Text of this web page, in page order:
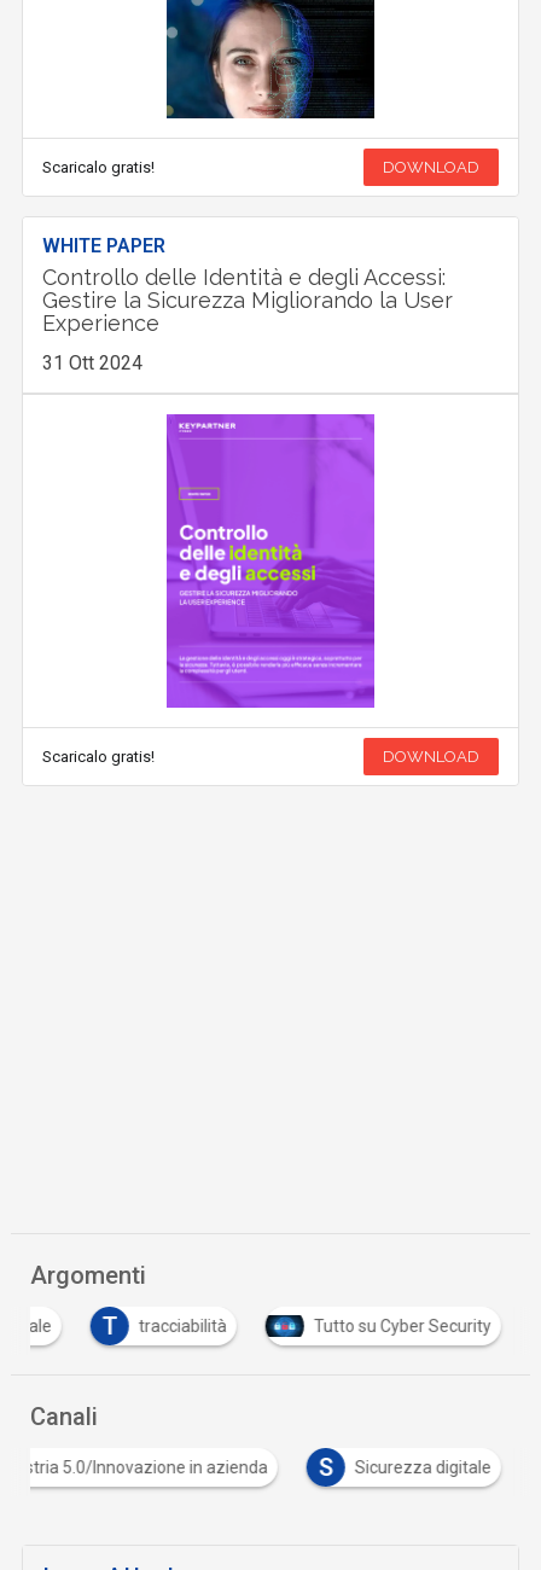
Scaricalo gratis! DOWNLOAD
WHITE PAPER
Controllo delle Identità e degli Accessi:
Gestire la Sicurezza Migliorando la User
Experience
31 Ott 2024
Scaricalo gratis! DOWNLOAD
Argomenti
T tracciabilità Tutto su Cyber Security
Canali
5.0/Innovazione in azienda S Sicurezza digitale